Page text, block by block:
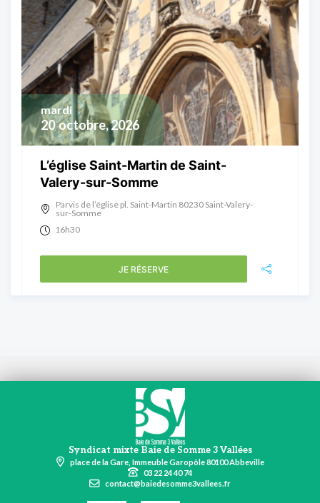
20 octobre, 2026
mardi
L’église Saint-Martin de Saint-
Valery-sur-Somme
Parvis de l’église pl. Saint-Martin 80230 Saint-Valery-
sur-Somme
16h30
JE RÉSERVE
Syndicat mixte Baie de Somme 3 Vallées
place de la Gare, Immeuble Garopôle 80100 Abbeville
03 22 24 40 74
contact@baiedesomme3vallees.fr